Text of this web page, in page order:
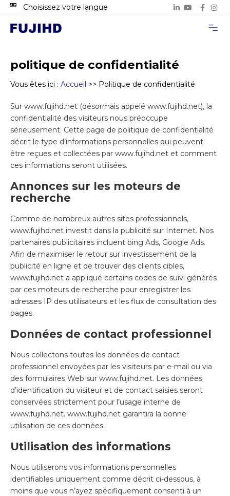
Choisissez votre langue
politique de confidentialité
Vous êtes ici : Accueil >> Politique de confidentialité
Sur www.fujihd.net (désormais appelé www.fujihd.net), la
confidentialité des visiteurs nous préoccupe
sérieusement. Cette page de politique de confidentialité
décrit le type d’informations personnelles qui peuvent
être reçues et collectées par www.fujihd.net et comment
ces informations seront utilisées.
Annonces sur les moteurs de
recherche
Comme de nombreux autres sites professionnels,
www.fujihd.net investit dans la publicité sur Internet. Nos
partenaires publicitaires incluent bing Ads, Google Ads.
Afin de maximiser le retour sur investissement de la
publicité en ligne et de trouver des clients cibles,
www.fujihd.net a appliqué certains codes de suivi générés
par ces moteurs de recherche pour enregistrer les
adresses IP des utilisateurs et les flux de consultation des
pages.
Données de contact professionnel
Nous collectons toutes les données de contact
professionnel envoyées par les visiteurs par e-mail ou via
des formulaires Web sur www.fujihd.net. Les données
d’identification du visiteur et de contact saisies seront
conservées strictement pour l’usage interne de
www.fujihd.net. www.fujihd.net garantira la bonne
utilisation de ces données.
Utilisation des informations
Nous utiliserons vos informations personnelles
identifiables uniquement comme décrit ci-dessous, à
moins que vous n’ayez spécifiquement consenti à un